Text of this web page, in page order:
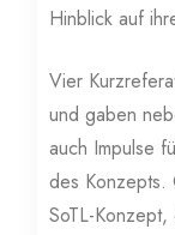
Hinblick auf
Vier
und gaben
auch Impulse
des Konzepts.
SoTL-